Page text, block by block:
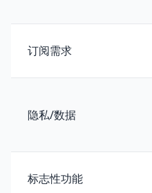
订阅需求
隐私/数据
标志性功能